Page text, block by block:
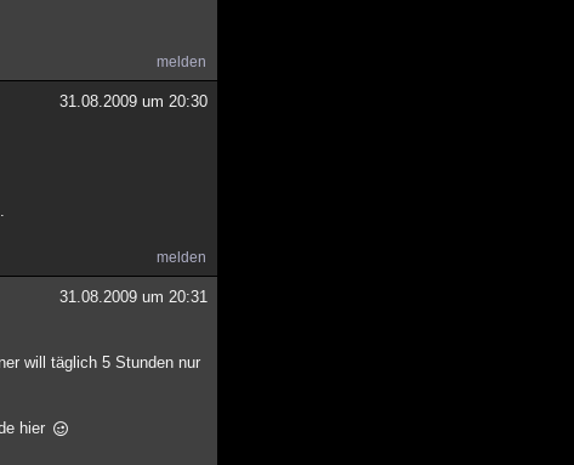
melden
31.08.2009 um 20:30
melden
31.08.2009 um 20:31
will täglich 5 Stunden nur
hier